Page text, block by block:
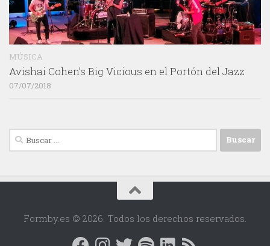
MÚSICA
Avishai Cohen’s Big Vicious en el Portón del Jazz
07/07/2018
Buscar:
Formby.es © 2026. Todos los derechos reservados.